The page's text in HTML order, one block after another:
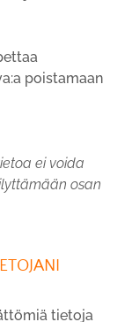
poistamaan
ei voida
osan
tietoja